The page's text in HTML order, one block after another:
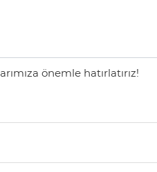
önemle hatırlatırız!